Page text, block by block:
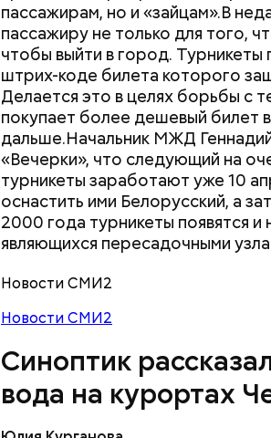
пассажирам, но и «зайцам».В
пассажиру не только для того,
чтобы выйти в город. Турникеты
штрих-коде билета которого
Делается это в целях борьбы с
покупает более дешевый билет
дальше.Начальник МЖД
«Вечерки», что следующий на
турникеты заработают уже 10
оснастить ими Белорусский, а
2000 года турникеты появятся
являющихся пересадочными
Новости СМИ2
Новости СМИ2
Синоптик
вода на курортах
По словам Вильфанда, с
начнет активнее прогреваться,
потепление. Температура
середине следующей недели —
— Вузы и МАИ, в частности,
— Что изменилось и чего уже